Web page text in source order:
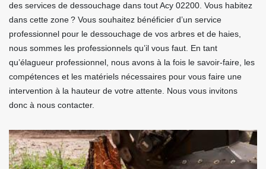
des services de dessouchage dans tout Acy 02200. Vous habitez
dans cette zone ? Vous souhaitez bénéficier d’un service
professionnel pour le dessouchage de vos arbres et de haies,
nous sommes les professionnels qu’il vous faut. En tant
qu’élagueur professionnel, nous avons à la fois le savoir-faire, les
compétences et les matériels nécessaires pour vous faire une
intervention à la hauteur de votre attente. Nous vous invitons
donc à nous contacter.